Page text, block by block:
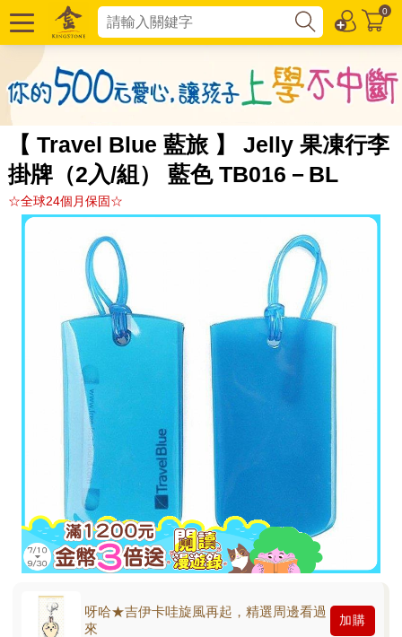
0
【 Travel Blue 藍旅 】 Jelly 果凍行李
掛牌（2入/組） 藍色 TB016－BL
☆全球24個月保固☆
呀哈★吉伊卡哇旋風再起，精選周邊看過
來
加購